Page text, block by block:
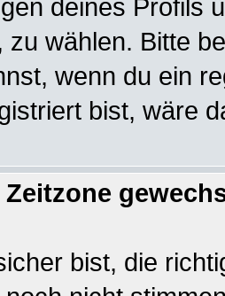
deines Profils
zu wählen. Bitte
wenn du ein
bist, wäre
Zeitzone
bist, die